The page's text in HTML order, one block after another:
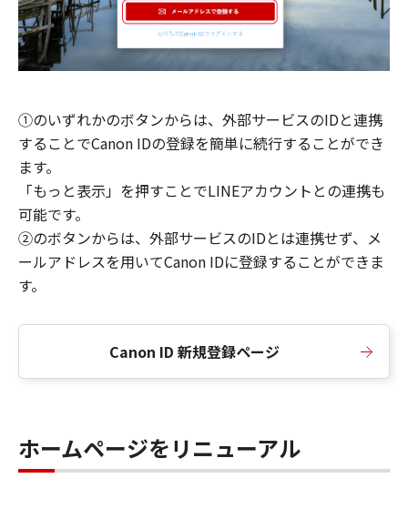
①のいずれかのボタンからは、外部サービスのIDと連携
することでCanon IDの登録を簡単に続行することができ
ます。
「もっと表示」を押すことでLINEアカウントとの連携も
可能です。
②のボタンからは、外部サービスのIDとは連携せず、メ
ールアドレスを用いてCanon IDに登録することができま
す。
Canon ID 新規登録ページ
ホームページをリニューアル